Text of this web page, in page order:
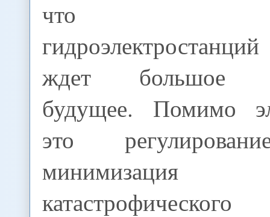
что
ждет большое
будущее. Помимо
это
минимизация